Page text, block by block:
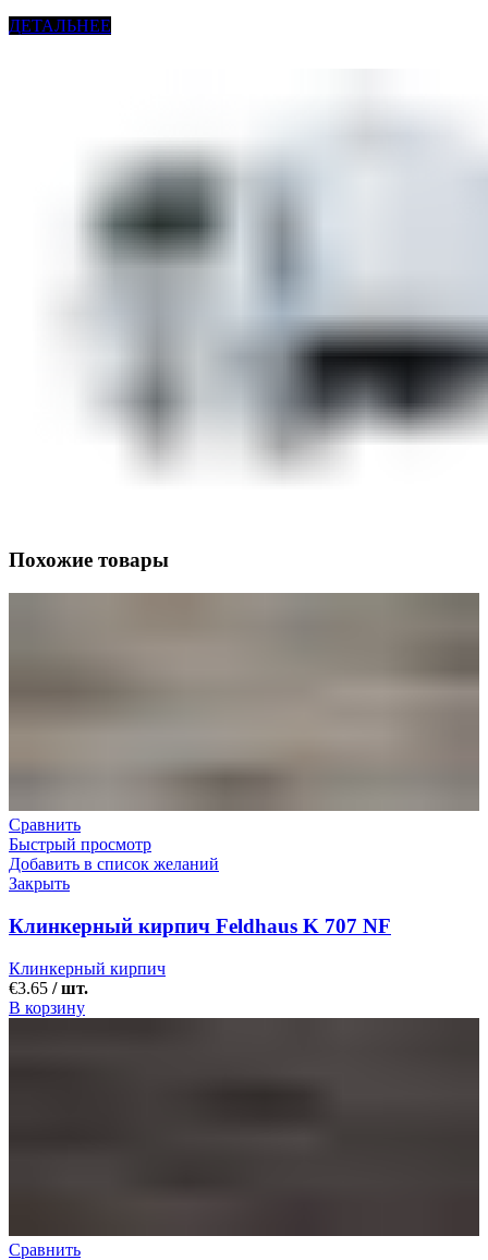
ДЕТАЛЬНЕЕ
Похожие товары
Сравнить
Быстрый просмотр
Добавить в список желаний
Закрыть
Клинкерный кирпич Feldhaus K 707 NF
Клинкерный кирпич
€3.65 / шт.
В корзину
Сравнить